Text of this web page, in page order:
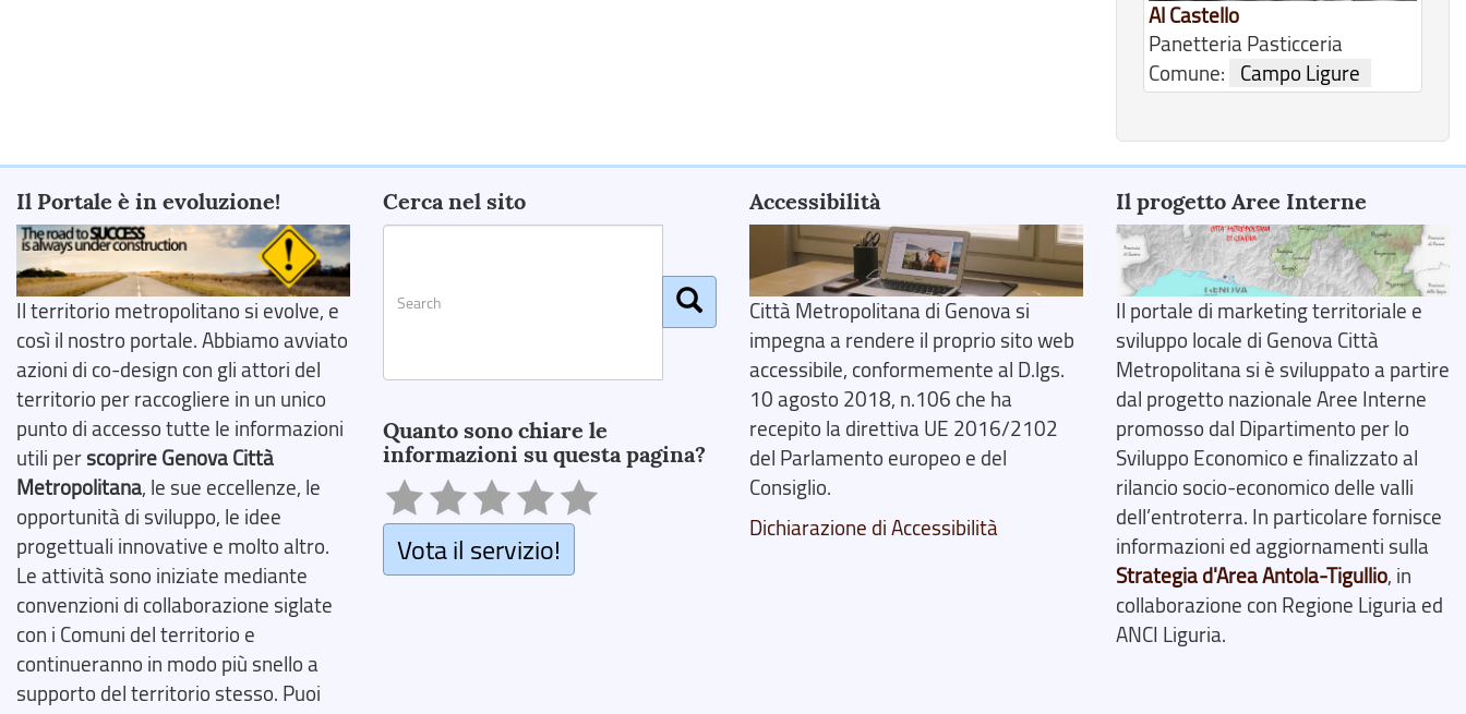
Al Castello
Panetteria Pasticceria
Comune:
Campo Ligure
Il Portale è in evoluzione!
Il territorio metropolitano si evolve, e
così il nostro portale. Abbiamo avviato
azioni di co-design con gli attori del
territorio per raccogliere in un unico
punto di accesso tutte le informazioni
utili perscoprire Genova Città
Metropolitana, le sue eccellenze, le
opportunità di sviluppo, le idee
progettuali innovative e molto altro.
Le attività sono iniziate mediante
convenzioni di collaborazione siglate
con i Comuni del territorio e
continueranno in modo più snello a
supporto del territorio stesso. Puoi
Cerca nel sito
Quanto sono chiare le
informazioni su questa pagina?
Vota il servizio!
Accessibilità
Città Metropolitana di Genova si
impegna a rendere il proprio sito web
accessibile, conformemente al D.lgs.
10 agosto 2018, n.106 che ha
recepito la direttiva UE 2016/2102
del Parlamento europeo e del
Consiglio.
Dichiarazione di Accessibilità
Il progetto Aree Interne
Il portale di marketing territoriale e
sviluppo locale di Genova Città
Metropolitana si è sviluppato a partire
dal progetto nazionale Aree Interne
promosso dal Dipartimento per lo
Sviluppo Economico e finalizzato al
rilancio socio-economico delle valli
dell’entroterra. In particolare fornisce
informazioni ed aggiornamenti sulla
Strategia d'Area Antola-Tigullio, in
collaborazione con Regione Liguria ed
ANCI Liguria.